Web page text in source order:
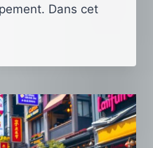
Dans cet